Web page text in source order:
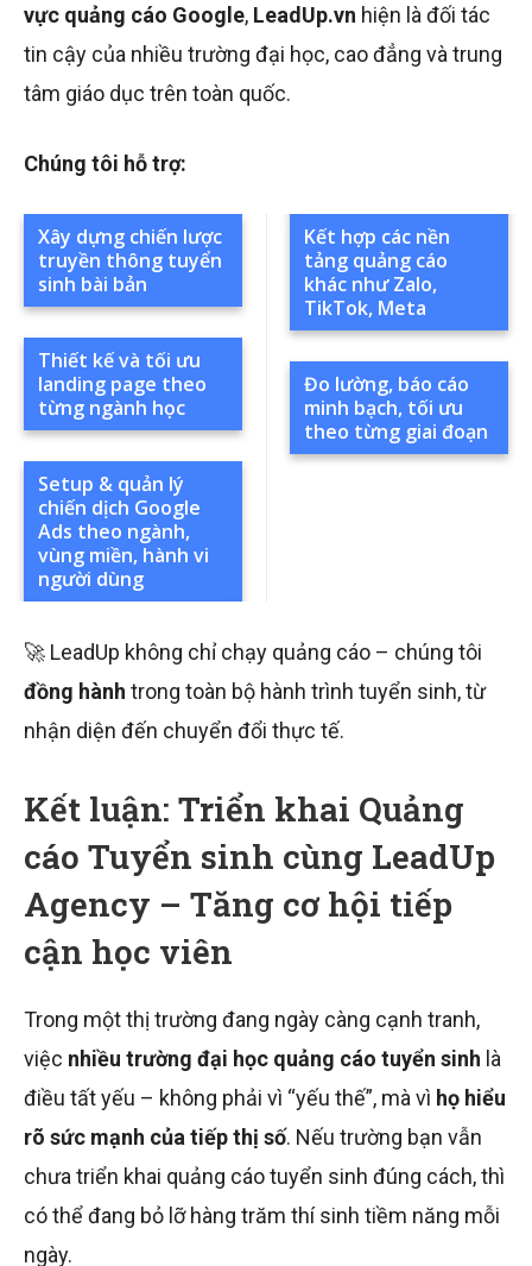
vực quảng cáo Google, LeadUp.vn hiện là đối tác
tin cậy của nhiều trường đại học, cao đẳng và trung
tâm giáo dục trên toàn quốc.
Chúng tôi hỗ trợ:
Xây dựng chiến lược
truyền thông tuyển
sinh bài bản
Thiết kế và tối ưu
landing page theo
từng ngành học
Setup & quản lý
chiến dịch Google
Ads theo ngành,
vùng miền, hành vi
người dùng
Kết hợp các nền
tảng quảng cáo
khác như Zalo,
TikTok, Meta
Đo lường, báo cáo
minh bạch, tối ưu
theo từng giai đoạn
🚀 LeadUp không chỉ chạy quảng cáo – chúng tôi
đồng hành trong toàn bộ hành trình tuyển sinh, từ
nhận diện đến chuyển đổi thực tế.
Kết luận: Triển khai Quảng
cáo Tuyển sinh cùng LeadUp
Agency – Tăng cơ hội tiếp
cận học viên
Trong một thị trường đang ngày càng cạnh tranh,
việc nhiều trường đại học quảng cáo tuyển sinh là
điều tất yếu – không phải vì “yếu thế”, mà vì họ hiểu
rõ sức mạnh của tiếp thị số. Nếu trường bạn vẫn
chưa triển khai quảng cáo tuyển sinh đúng cách, thì
có thể đang bỏ lỡ hàng trăm thí sinh tiềm năng mỗi
ngày.